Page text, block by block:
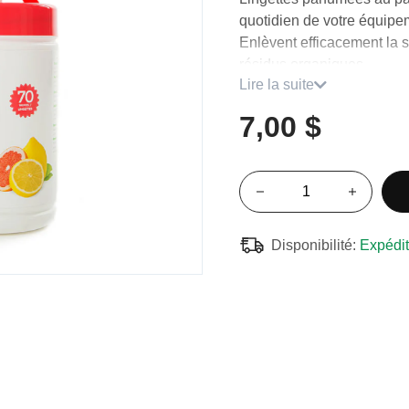
quotidien de votre
Enlèvent efficacement la
résidus organiques.
10% à l'achat de 3 ou
15% à l'achat de 6 ou
20% à l'achat de 12 ou
Lire la suite
7,00 $
Disponibilité: